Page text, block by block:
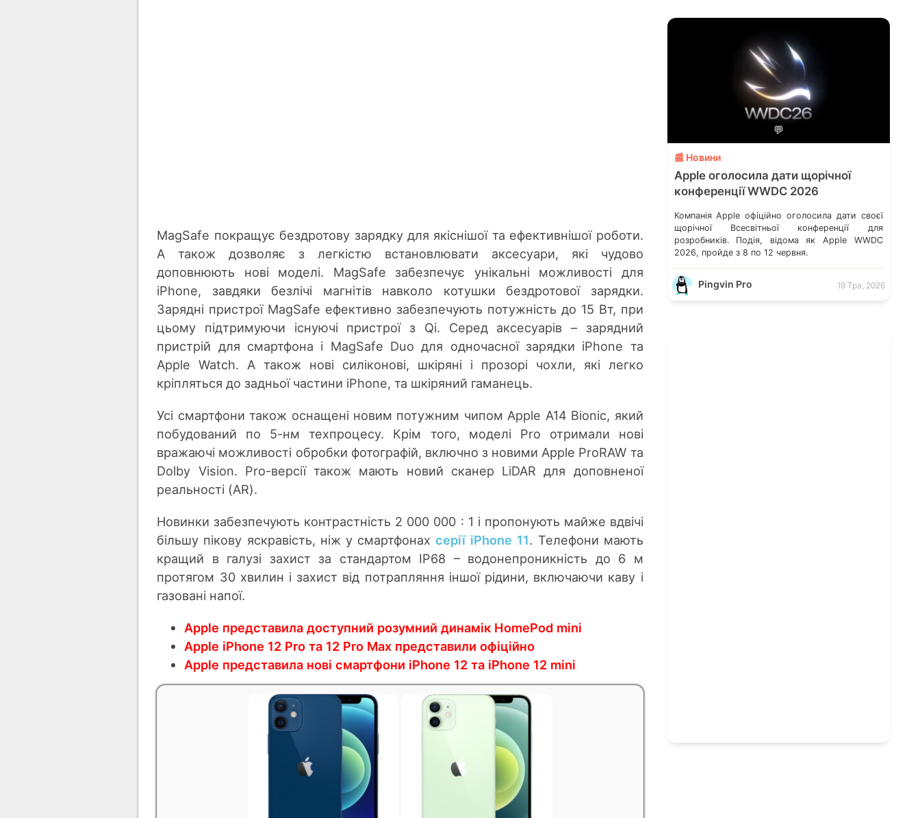
MagSafe покращує бездротову зарядку для якіснішої та ефективнішої роботи.
А також дозволяє з легкістю встановлювати аксесуари, які чудово
доповнюють нові моделі. MagSafe забезпечує унікальні можливості для
iPhone, завдяки безлічі магнітів навколо котушки бездротової зарядки.
Зарядні пристрої MagSafe ефективно забезпечують потужність до 15 Вт, при
цьому підтримуючи існуючі пристрої з Qi. Серед аксесуарів – зарядний
пристрій для смартфона і MagSafe Duo для одночасної зарядки iPhone та
Apple Watch. А також нові силіконові, шкіряні і прозорі чохли, які легко
кріпляться до задньої частини iPhone, та шкіряний гаманець.
Усі смартфони також оснащені новим потужним чипом Apple A14 Bionic, який
побудований по 5-нм техпроцесу. Крім того, моделі Pro отримали нові
вражаючі можливості обробки фотографій, включно з новими Apple ProRAW та
Dolby Vision. Pro-версії також мають новий сканер LiDAR для доповненої
реальності (AR).
Новинки забезпечують контрастність 2 000 000 : 1 і пропонують майже вдвічі
більшу пікову яскравість, ніж у смартфонахсерії iPhone 11. Телефони мають
кращий в галузі захист за стандартом IP68 – водонепроникність до 6 м
протягом 30 хвилин і захист від потрапляння іншої рідини, включаючи каву і
газовані напої.
Apple представила доступний розумний динамік HomePod mini
Apple iРhone 12 Pro та 12 Pro Max представили офіційно
Apple представила нові смартфони iРhone 12 та iРhone 12 mini
💬
📰 Новини
Apple оголосила дати щорічної
конференції WWDC 2026
Компанія Apple офіційно оголосила дати своєї
щорічної Всесвітньої конференції для
розробників. Подія, відома як Apple WWDC
2026, пройде з 8 по 12 червня.
Pingvin Pro 19 Тра, 2026